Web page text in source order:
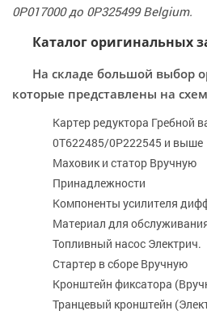
0P017000 до 0P325499 Belgium.
Каталог оригинальных
На складе большой выбор
которые представлены на
Картер редуктора Гребной
0T622485/0P222545 и выше
Маховик и статор Вручную
Принадлежности
Компоненты усилителя
Материал для
Топливный насос Электрич.
Стартер в сборе Вручную
Кронштейн фиксатора
Транцевый кронштейн